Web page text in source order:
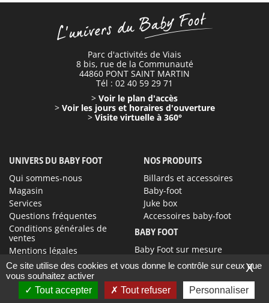
Parc d'activités de Viais
8 bis, rue de la Communauté
44860 PONT SAINT MARTIN
Tél : 02 40 59 29 71
> Voir le plan d'accès
> Voir les jours et horaires d'ouverture
> Visite virtuelle à 360°
UNIVERS DU BABY FOOT
Qui sommes-nous
Magasin
Services
Questions fréquentes
Conditions générales de
ventes
Mentions légales
Contact
NOS PRODUITS
Billards et accessoires
Baby-foot
Juke box
Accessoires baby-foot
BABY FOOT
Baby Foot sur mesure
X
Ce site utilise des cookies et vous donne le contrôle sur ceux que
vous souhaitez activer
Tout accepter
Tout refuser Personnaliser